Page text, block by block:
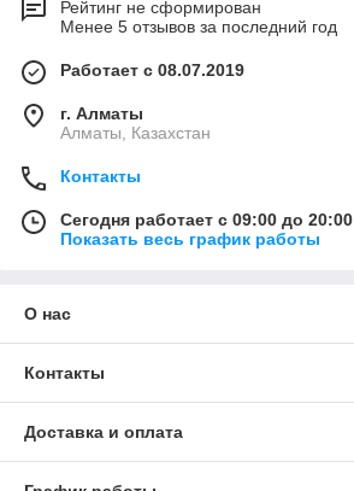
Рейтинг не сформирован
Менее 5 отзывов за последний год
Работает с 08.07.2019
г. Алматы
Алматы, Казахстан
Контакты
Сегодня работает с 09:00 до 20:00
Показать весь график работы
О нас
Контакты
Доставка и оплата